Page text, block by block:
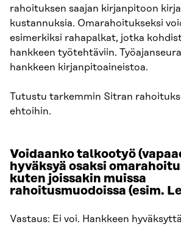
rahoituksen saajan kirjanpitoon
kustannuksia. Omarahoitukseksi
esimerkiksi rahapalkat, jotka
hankkeen työtehtäviin.
hankkeen kirjanpitoaineistoa.
Tutustu tarkemmin Sitran
ehtoihin.
Voidaanko talkootyö
hyväksyä osaksi
kuten joissakin muissa
rahoitusmuodoissa (esim.
Vastaus: Ei voi. Hankkeen